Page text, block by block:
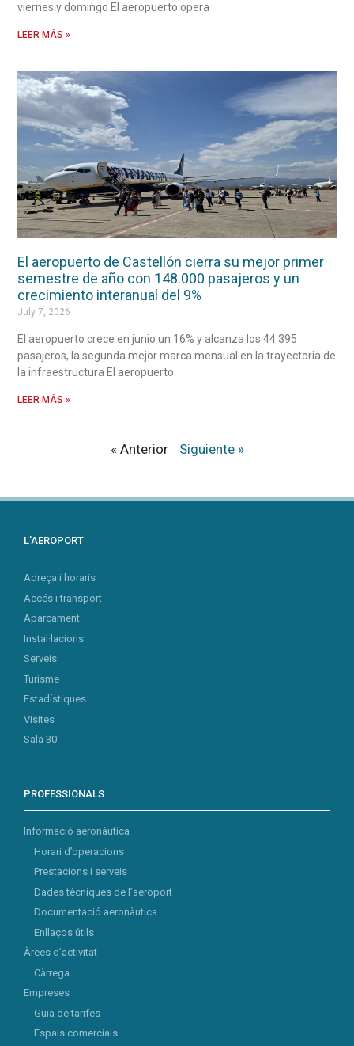
viernes y domingo El aeropuerto opera
LEER MÁS »
El aeropuerto de Castellón cierra su mejor primer
semestre de año con 148.000 pasajeros y un
crecimiento interanual del 9%
July 7, 2026
El aeropuerto crece en junio un 16% y alcanza los 44.395
pasajeros, la segunda mejor marca mensual en la trayectoria de
la infraestructura El aeropuerto
LEER MÁS »
« Anterior Siguiente »
L’AEROPORT
Adreça i horaris
Accés i transport
Aparcament
Instal·lacions
Serveis
Turisme
Estadístiques
Visites
Sala 30
PROFESSIONALS
Informació aeronàutica
Horari d’operacions
Prestacions i serveis
Dades tècniques de l’aeroport
Documentació aeronàutica
Enllaços útils
Àrees d’activitat
Càrrega
Empreses
Guia de tarifes
Espais comercials